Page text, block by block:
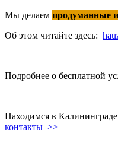
Мы делаем продуманные
Об этом читайте здесь:
Подробнее о бесплатной
Находимся в
контакты >>